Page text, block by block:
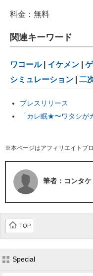
料金：無料
関連キーワード
ワコール| イケメン
シミュレーション
二
プレスリリース
「カレ眠★〜ワタシが
※本ページはアフィリエイトプ
筆者：コンタケ
TOP
Special